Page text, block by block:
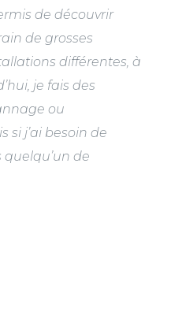
de découvrir
de grosses
différentes, à
je fais des
ou
si j’ai besoin de
quelqu’un de